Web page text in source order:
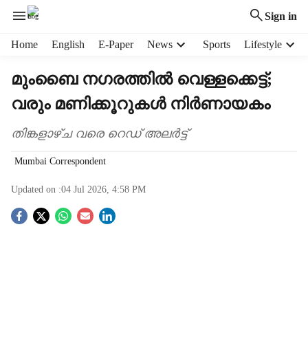
Sign in
Home English E-Paper News Sports Lifestyle
മുംബൈ നഗരത്തിൽ വെള്ളക്കെട്ട്;
വരും മണിക്കൂറുകള്‍ നിര്‍ണായകം
തിങ്കളാഴ്ച വരെ റെഡ് അലര്‍ട്ട്
Mumbai Correspondent
Updated on :04 Jul 2026, 4:58 PM
S